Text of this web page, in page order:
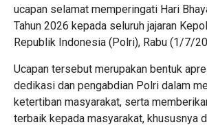
ucapan selamat memperingati Hari
Tahun 2026 kepada seluruh jajaran
Republik Indonesia (Polri), Rabu (1/7/
Ucapan tersebut merupakan bentuk
dedikasi dan pengabdian Polri dalam
ketertiban masyarakat, serta
terbaik kepada masyarakat, khususnya